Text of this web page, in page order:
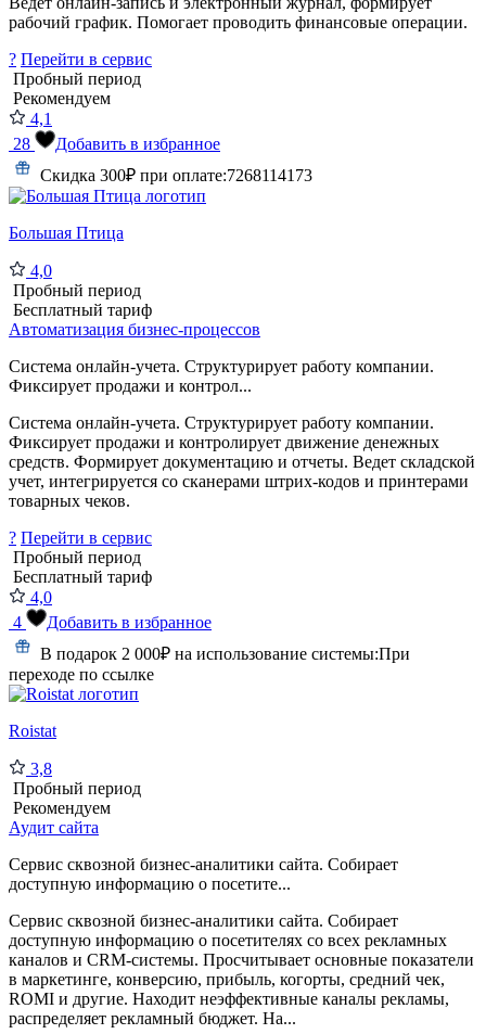
рабочий график. Помогает проводить финансовые операции.
? Перейти в сервис
Пробный период
Рекомендуем
4,1
28
Добавить в избранное
Скидка 300₽ при оплате:7268114173
Большая Птица
4,0
Пробный период
Бесплатный тариф
Автоматизация бизнес-процессов
Система онлайн-учета. Структурирует работу компании.
Фиксирует продажи и контрол...
Система онлайн-учета. Структурирует работу компании.
Фиксирует продажи и контролирует движение денежных
средств. Формирует документацию и отчеты. Ведет складской
учет, интегрируется со сканерами штрих-кодов и принтерами
товарных чеков.
? Перейти в сервис
Пробный период
Бесплатный тариф
4,0
4
Добавить в избранное
В подарок 2 000₽ на использование системы:При
переходе по ссылке
Roistat
3,8
Пробный период
Рекомендуем
Аудит сайта
Сервис сквозной бизнес-аналитики сайта. Собирает
доступную информацию о посетите...
Сервис сквозной бизнес-аналитики сайта. Собирает
доступную информацию о посетителях со всех рекламных
каналов и CRM-системы. Просчитывает основные показатели
в маркетинге, конверсию, прибыль, когорты, средний чек,
ROMI и другие. Находит неэффективные каналы рекламы,
распределяет рекламный бюджет. На...